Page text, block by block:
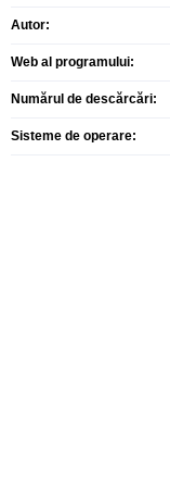
Autor:
Web al programului:
Numărul de descărcări:
Sisteme de operare: